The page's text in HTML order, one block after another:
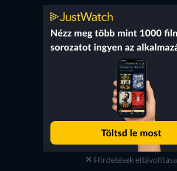
Hirdetések eltávolítása